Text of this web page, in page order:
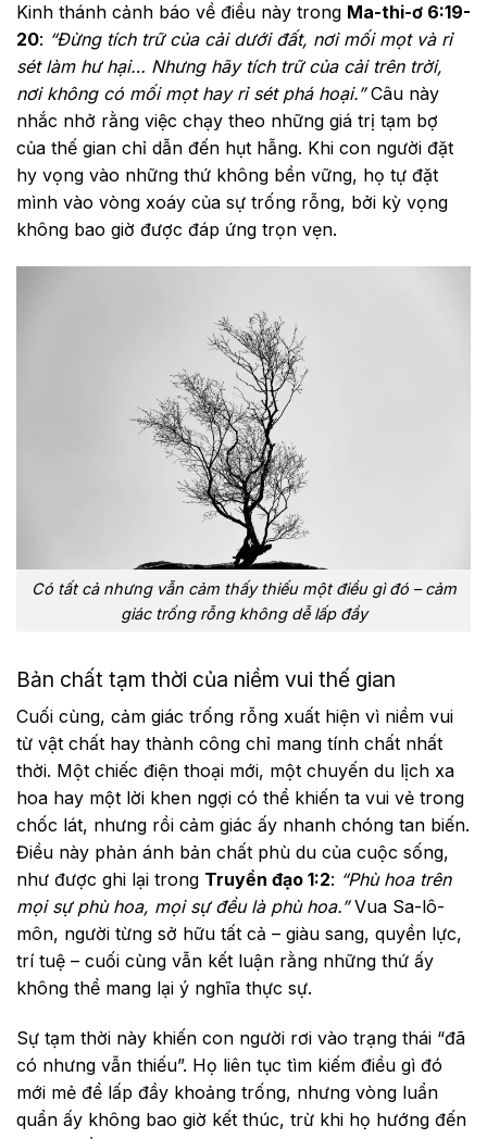
Kinh thánh cảnh báo về điều này trong Ma-thi-ơ 6:19-
20: “Đừng tích trữ của cải dưới đất, nơi mối mọt và rỉ
sét làm hư hại… Nhưng hãy tích trữ của cải trên trời,
nơi không có mối mọt hay rỉ sét phá hoại.”Câu này
nhắc nhở rằng việc chạy theo những giá trị tạm bợ
của thế gian chỉ dẫn đến hụt hẫng. Khi con người đặt
hy vọng vào những thứ không bền vững, họ tự đặt
mình vào vòng xoáy của sự trống rỗng, bởi kỳ vọng
không bao giờ được đáp ứng trọn vẹn.
Có tất cả nhưng vẫn cảm thấy thiếu một điều gì đó – cảm
giác trống rỗng không dễ lấp đầy
Bản chất tạm thời của niềm vui thế gian
Cuối cùng, cảm giác trống rỗng xuất hiện vì niềm vui
từ vật chất hay thành công chỉ mang tính chất nhất
thời. Một chiếc điện thoại mới, một chuyến du lịch xa
hoa hay một lời khen ngợi có thể khiến ta vui vẻ trong
chốc lát, nhưng rồi cảm giác ấy nhanh chóng tan biến.
Điều này phản ánh bản chất phù du của cuộc sống,
như được ghi lại trong Truyền đạo 1:2: “Phù hoa trên
mọi sự phù hoa, mọi sự đều là phù hoa.”Vua Sa-lô-
môn, người từng sở hữu tất cả – giàu sang, quyền lực,
trí tuệ – cuối cùng vẫn kết luận rằng những thứ ấy
không thể mang lại ý nghĩa thực sự.
Sự tạm thời này khiến con người rơi vào trạng thái “đã
có nhưng vẫn thiếu”. Họ liên tục tìm kiếm điều gì đó
mới mẻ để lấp đầy khoảng trống, nhưng vòng luẩn
quẩn ấy không bao giờ kết thúc, trừ khi họ hướng đến